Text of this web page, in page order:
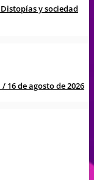
y sociedad
de agosto de 2026